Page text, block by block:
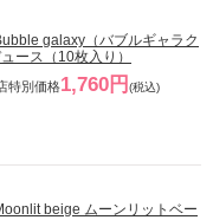
galaxy（バブルギャラク
ース（10枚入り）
特別価格1,760円 (税込)
beige ムーンリットベー